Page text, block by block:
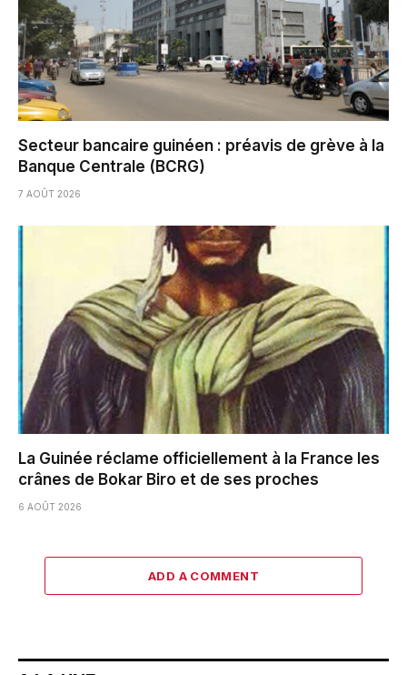
Secteur bancaire guinéen : préavis de grève à la
Banque Centrale (BCRG)
7 AOÛT 2026
La Guinée réclame officiellement à la France les
crânes de Bokar Biro et de ses proches
6 AOÛT 2026
ADD A COMMENT